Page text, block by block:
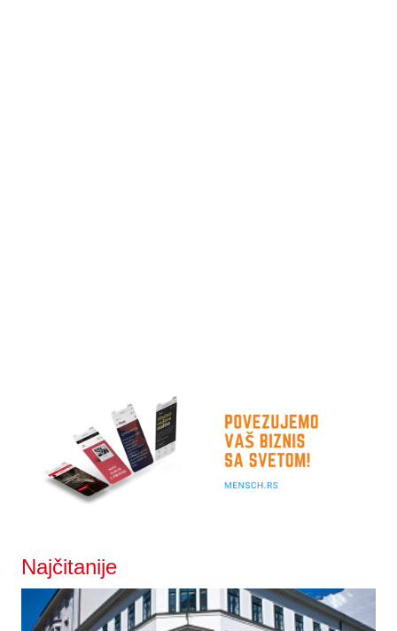
Najčitanije